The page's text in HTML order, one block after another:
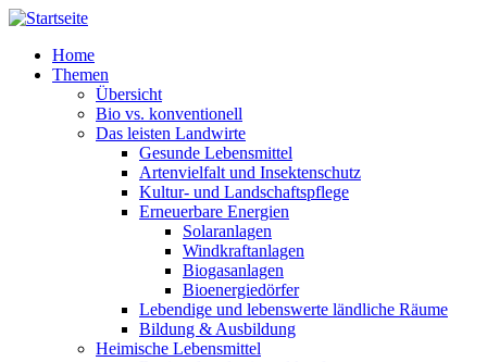
Direkt zum Inhalt
Home
Themen
Übersicht
Bio vs. konventionell
Das leisten Landwirte
Gesunde Lebensmittel
Artenvielfalt und Insektenschutz
Kultur- und Landschaftspflege
Erneuerbare Energien
Solaranlagen
Windkraftanlagen
Biogasanlagen
Bioenergiedörfer
Lebendige und lebenswerte ländliche Räume
Bildung & Ausbildung
Heimische Lebensmittel